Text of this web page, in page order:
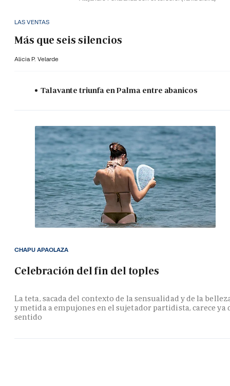
LAS VENTAS
Más que seis silencios
Alicia P. Velarde
Talavante triunfa en Palma entre abanicos
Celebración del fin del toples
La teta, sacada del contexto de la sensualidad y de la
y metida a empujones en el sujetador partidista, carece ya
sentido
CHAPU APAOLAZA